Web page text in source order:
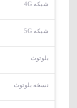
شبکه 4G
شبکه 5G
بلوتوث
نسخه بلوتوث